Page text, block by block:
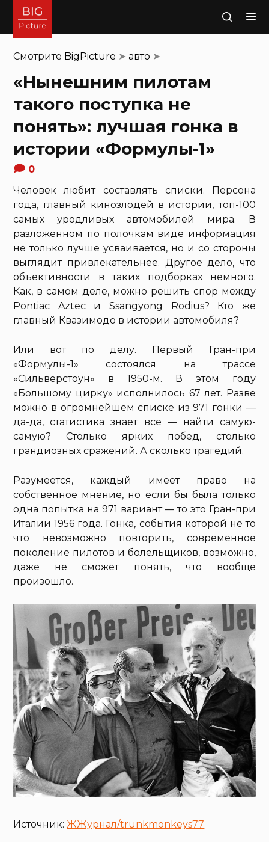
Поиск
Смотрите BigPicture ➤авто ➤
«Нынешним пилотам
такого поступка не
понять»: лучшая гонка в
истории «Формулы-1»
0
Человек любит составлять списки. Персона
года, главный кинозлодей в истории, топ-100
самых уродливых автомобилей мира. В
разложенном по полочкам виде информация
не только лучше усваивается, но и со стороны
выглядит привлекательнее. Другое дело, что
объективности в таких подборках немного.
Как, в самом деле, можно решить спор между
Pontiac Aztec и Ssangyong Rodius? Кто же
главный Квазимодо в истории автомобиля?
Или вот по делу. Первый Гран-при
«Формулы-1» состоялся на трассе
«Сильверстоун» в 1950-м. В этом году
«Большому цирку» исполнилось 67 лет. Разве
можно в огромнейшем списке из 971 гонки —
да-да, статистика знает все — найти самую-
самую? Столько ярких побед, столько
грандиозных сражений. А сколько трагедий.
Разумеется, каждый имеет право на
собственное мнение, но если бы была только
одна попытка на 971 вариант — то это Гран-при
Италии 1956 года. Гонка, события которой не то
что невозможно повторить, современное
поколение пилотов и болельщиков, возможно,
даже не сможет понять, что вообще
произошло.
Источник: ЖЖурнал/trunkmonkeys77